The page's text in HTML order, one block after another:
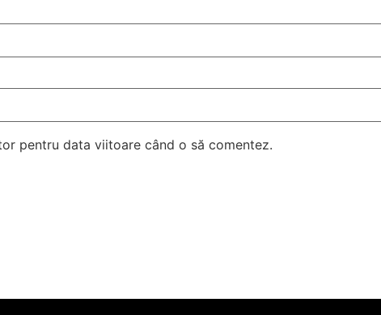
pentru data viitoare când o să comentez.